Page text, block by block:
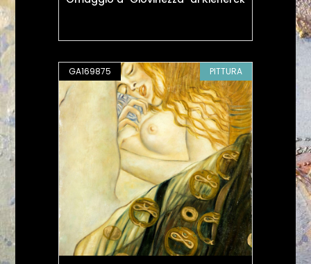
GA169875 PITTURA